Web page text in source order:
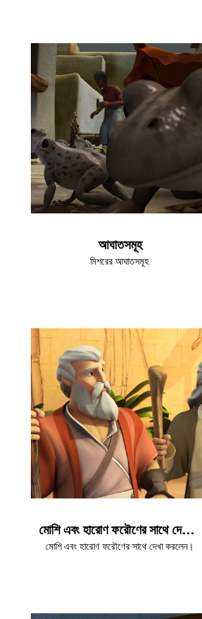
আঘাতসমূহ
মিশরের আঘাতসমূহ
মোশি এবং হারোণ ফরৌণের সাথে দেখা করলেন
মোশি এবং হারোণ ফরৌণের সাথে দেখা করলেন।